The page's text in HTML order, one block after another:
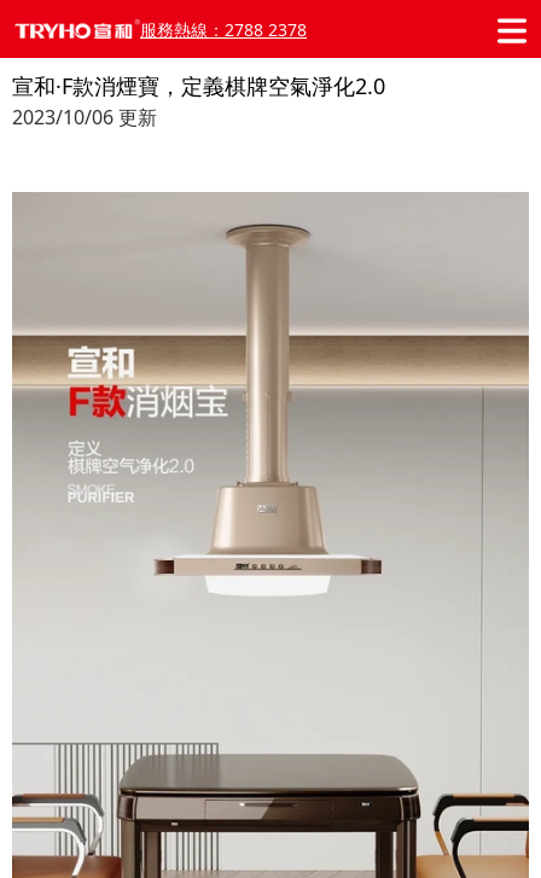
服務熱線：2788 2378
宣和·F款消煙寶，定義棋牌空氣淨化2.0
2023/10/06 更新